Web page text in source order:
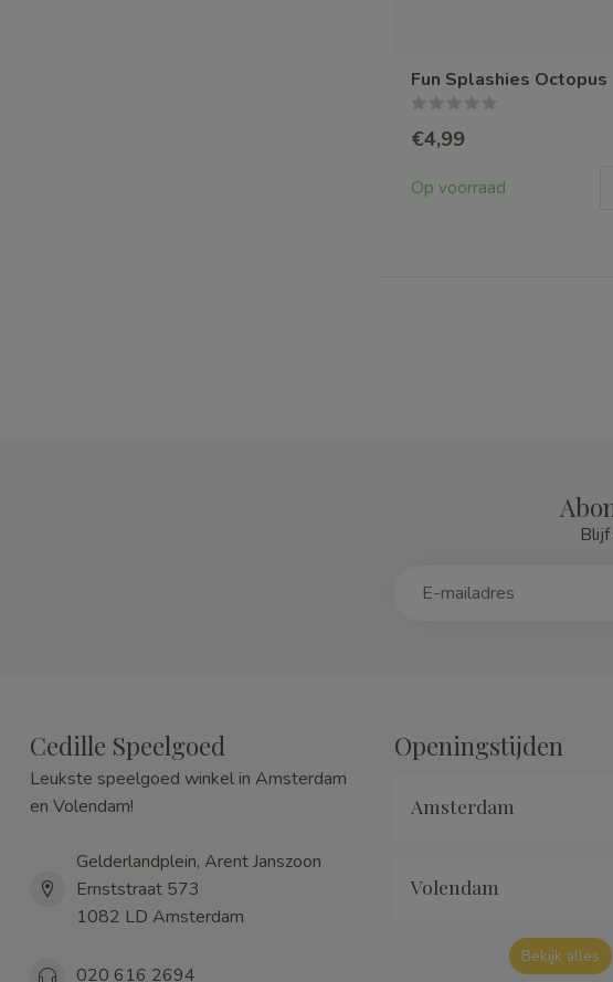
Fun Splashies Octopus
€4,99
Op voorraad
Cedille Speelgoed
Leukste speelgoed winkel in Amsterdam
en Volendam!
Gelderlandplein, Arent Janszoon
Ernststraat 573
1082 LD Amsterdam
020 616 2694
Openingstijden
Amsterdam
Volendam
Bekijk alles